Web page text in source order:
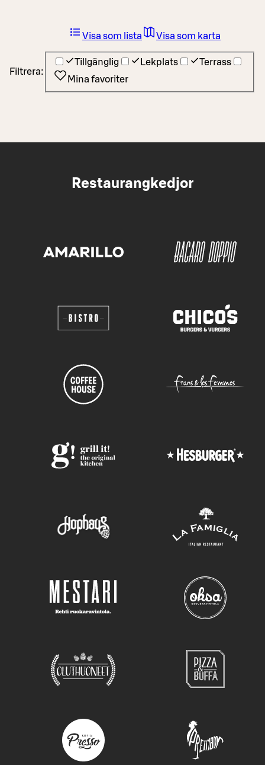
Filtrera:
Tillgänglig Lekplats
Terrass
Mina favoriter
Visa som lista Visa som karta
Restaurangkedjor